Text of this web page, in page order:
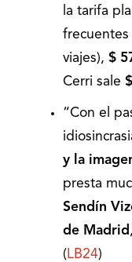
la tarifa
frecuentes
viajes), $
Cerri sale
“Con el
y la
presta
Sendín
de Madrid
( LB24)